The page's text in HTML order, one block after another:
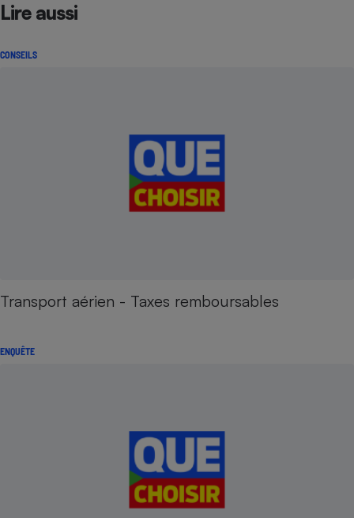
Lire aussi
CONSEILS
Transport aérien - Taxes remboursables
ENQUÊTE